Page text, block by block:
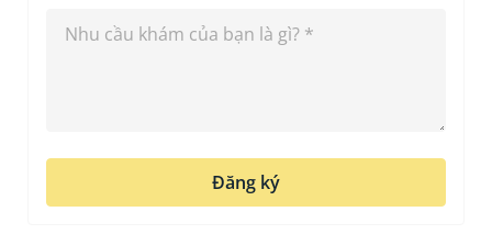
Đăng ký